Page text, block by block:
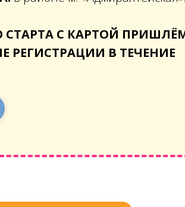
СТАРТА С КАРТОЙ
РЕГИСТРАЦИИ В ТЕЧЕНИЕ